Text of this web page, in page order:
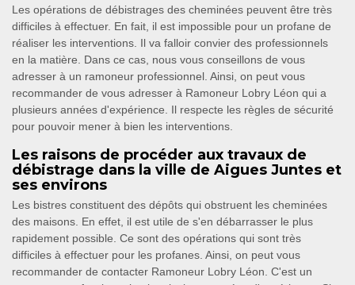
Les opérations de débistrages des cheminées peuvent être très
difficiles à effectuer. En fait, il est impossible pour un profane de
réaliser les interventions. Il va falloir convier des professionnels
en la matière. Dans ce cas, nous vous conseillons de vous
adresser à un ramoneur professionnel. Ainsi, on peut vous
recommander de vous adresser à Ramoneur Lobry Léon qui a
plusieurs années d'expérience. Il respecte les règles de sécurité
pour pouvoir mener à bien les interventions.
Les raisons de procéder aux travaux de
débistrage dans la ville de Aigues Juntes et
ses environs
Les bistres constituent des dépôts qui obstruent les cheminées
des maisons. En effet, il est utile de s'en débarrasser le plus
rapidement possible. Ce sont des opérations qui sont très
difficiles à effectuer pour les profanes. Ainsi, on peut vous
recommander de contacter Ramoneur Lobry Léon. C'est un